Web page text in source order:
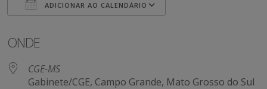
ADICIONAR AO CALENDÁRIO
ONDE
CGE-MS
Gabinete/CGE, Campo Grande, Mato Grosso do Sul